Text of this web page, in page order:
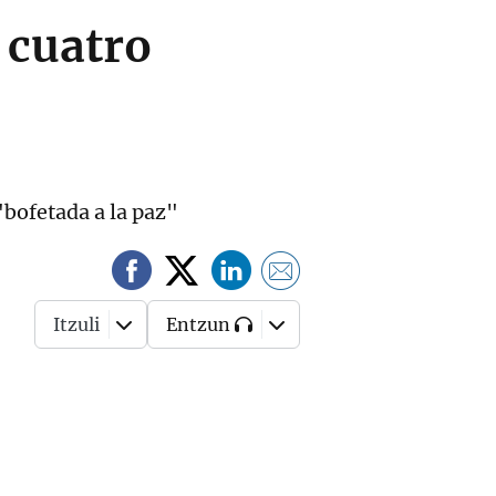
cuatro
a la paz"
Itzuli Entzun